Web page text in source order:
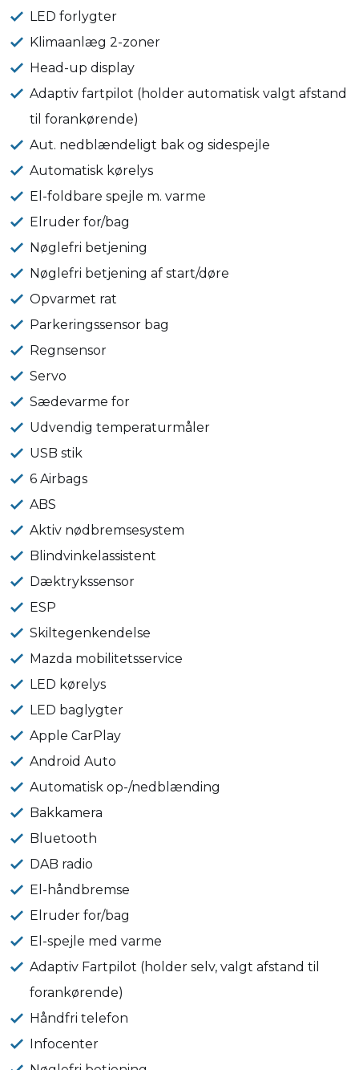
LED forlygter
Klimaanlæg 2-zoner
Head-up display
Adaptiv fartpilot (holder automatisk valgt afstand
til forankørende)
Aut. nedblændeligt bak og sidespejle
Automatisk kørelys
El-foldbare spejle m. varme
Elruder for/bag
Nøglefri betjening
Nøglefri betjening af start/døre
Opvarmet rat
Parkeringssensor bag
Regnsensor
Servo
Sædevarme for
Udvendig temperaturmåler
USB stik
6 Airbags
ABS
Aktiv nødbremsesystem
Blindvinkelassistent
Dæktrykssensor
ESP
Skiltegenkendelse
Mazda mobilitetsservice
LED kørelys
LED baglygter
Apple CarPlay
Android Auto
Automatisk op-/nedblænding
Bakkamera
Bluetooth
DAB radio
El-håndbremse
Elruder for/bag
El-spejle med varme
Adaptiv Fartpilot (holder selv, valgt afstand til
forankørende)
Håndfri telefon
Infocenter